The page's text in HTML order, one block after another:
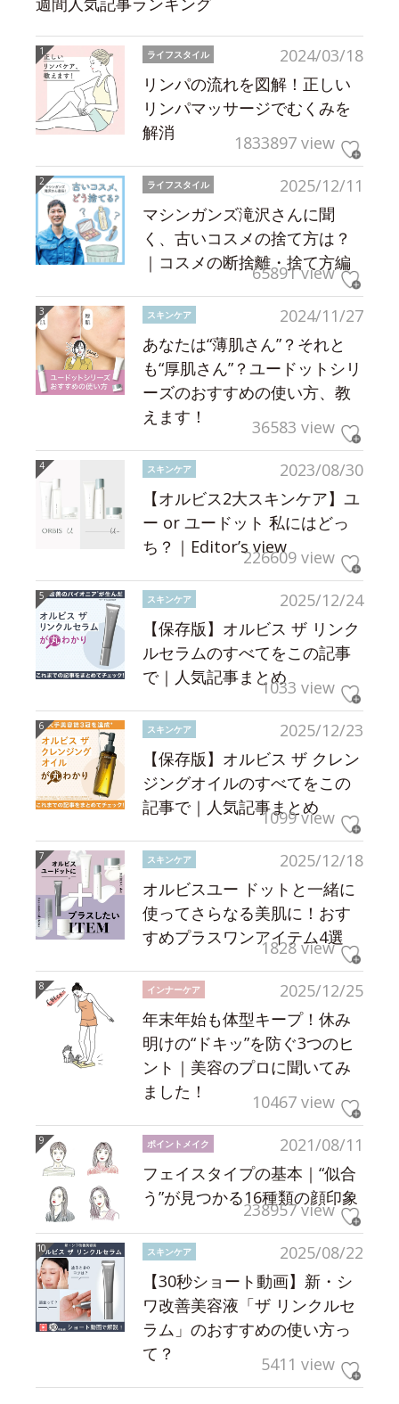
2024/03/18
ライフスタイル
リンパの流れを図解！正しい
リンパマッサージでむくみを
解消
1833897 view
2025/12/11
ライフスタイル
マシンガンズ滝沢さんに聞
く、古いコスメの捨て方は？
｜コスメの断捨離・捨て方編
65891 view
2024/11/27
スキンケア
あなたは“薄肌さん”？それと
も“厚肌さん”？ユードットシリ
ーズのおすすめの使い方、教
えます！
36583 view
2023/08/30
スキンケア
【オルビス2大スキンケア】ユ
ー or ユードット 私にはどっ
ち？｜Editor’s view226609 view
2025/12/24
スキンケア
【保存版】オルビス ザ リンク
ルセラムのすべてをこの記事
で｜人気記事まとめ1033 view
2025/12/23
スキンケア
【保存版】オルビス ザ クレン
ジングオイルのすべてをこの
記事で｜人気記事まとめ
1099 view
2025/12/18
スキンケア
オルビスユー ドットと一緒に
使ってさらなる美肌に！おす
すめプラスワンアイテム4選
1828 view
2025/12/25
インナーケア
年末年始も体型キープ！休み
明けの“ドキッ”を防ぐ3つのヒ
ント｜美容のプロに聞いてみ
ました！
10467 view
2021/08/11
ポイントメイク
フェイスタイプの基本｜“似合
う”が見つかる16種類の顔印象
238957 view
2025/08/22
スキンケア
【30秒ショート動画】新・シ
ワ改善美容液「ザ リンクルセ
ラム」のおすすめの使い方っ
て？
5411 view